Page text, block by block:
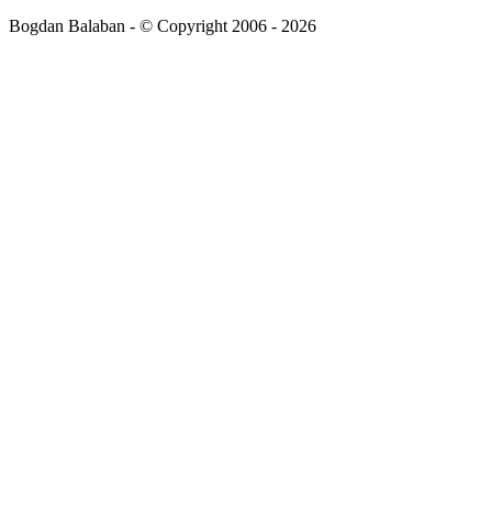
Bogdan Balaban - © Copyright 2006 - 2026